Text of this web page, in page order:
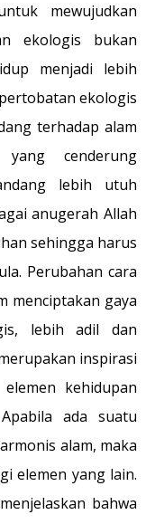
mewujudkan
ekologis bukan
menjadi lebih
ekologis
terhadap alam
cenderung
lebih utuh
anugerah Allah
sehingga harus
Perubahan cara
menciptakan gaya
lebih adil dan
inspirasi
kehidupan
ada suatu
alam, maka
elemen yang lain.
bahwa